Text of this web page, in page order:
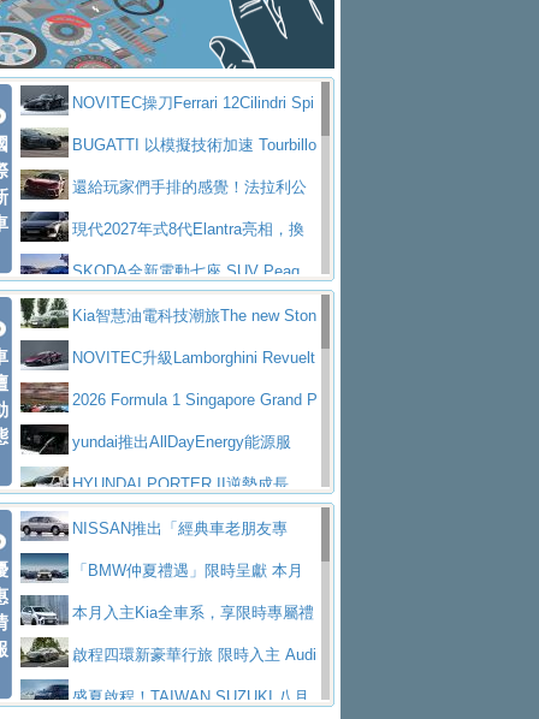
一探SITRAK “準” 消防車的究竟
大益金龍初試啼聲，汽柴油5噸貨車
不是對手正宗年鑑2025年全球自動車年鑑1月
下旬問世！2024第六屆ISUZU運轉職人挑戰賽
首度前進南台灣熱烈開戰
豪華電能休旅新星 Audi Q4 Sportba
ck 55 e-tron S lineScania Taiwan 逆風而行，加深力
道投資布局
日】 Skoda 發表全新 Peaq 內裝：七人
座純電旗艦 SUV，行李廂最大可達 935 公
升
全新純電 Mercedes-Benz C 400 4
MATIC Electric 登場
奢華與科技大躍進，MAZDA全新3
代CX-5全方位進化提前亮相並展開預售94.9
萬起
馬自達公布 2027 年式 MX-5 更
新，新增 Yakudo 特別版
Skoda Peaq 發表全新電動動力系
統 最長續航逾 640 公里、支援雙向供電
BMW M2 首度導入 xDrive 四驅，
美國與瑞士需求成關鍵推手
The all-new T-Roc 魅力 自成焦點
Maserati GT2 Stradale「Tribute to
MC12」全球首度亮相
迎接 RANGE ROVER 品牌家族第
五位成員 全新 RANGE ROVER GT 預告登
場
造型華麗時尚、科技座艙再進化，P
eugeot 208小改款發表上市94.8萬起
NOVITEC操刀Ferrari 12Cilindri Spi
der 碳纖維空力、鍛造輪圈與Inconel排氣
上身
BUGATTI 以模擬技術加速 Tourbillo
n 動態開發還給玩家們手排的感覺！法拉利公
布12Cilidri Manaule手排超跑產品細節
現代2027年式8代Elantra亮相，換
裝更銳利的造型、更先進的資訊娛樂系統及
更高效的動力
SKODA全新電動七座 SUV Peaq
問世，擁有品牌史上最寬敞且豪華的座艙
AUDI推出首款高性能油電超跑Nuvo
lari，0到100公里加速2.6秒、極速350公里
／小時
百年三叉戟傳奇再啟程 Maserati 重
返 1000 Miglia 傳承競速榮耀
法拉利首款純電跑車Luce亮相，最
大馬力超過1000匹並具備530公里最大續航
里程
小車大空間、座艙科技更先進，SK
ODA發表全新純電跨界休旅Eipq祭平民化車
價89萬起
賓士AMG.EA專屬平台首作，Merc
edes-AMG 全新GT 4-Door Coupe全球首發
福斯推出首款GTI純電性能掀背ID.
Polo GTI，擁有226匹馬力和零百加速 6.8
秒的實力
Jaguar 公布四門 GT車款正式車名
為JAGUAR TYPE 01
終於跟上進度，LEXUS發表首款三
排六座純電旗艦休旅 TZ
有錢也買不到的Golf R！福斯打造
全新Golf R 24h賽車將挑戰紐柏林24小時耐
SKODA公布全新小型純電跨界休旅
Kia智慧油電科技潮旅The new Ston
ic 1-7月累計銷量創歷史新高
NOVITEC升級Lamborghini Revuelt
o 綜效輸出增至1,048匹
2026 Formula 1 Singapore Grand P
rix 新加坡大獎賽 Audi 極速之旅開放報名
yundai推出AllDayEnergy能源服
務 讓電動車化身行動儲能系統
HYUNDAI PORTER II逆勢成長，
勇奪中型貨車銷售冠軍
父親節霸氣獻禮！PGO 威力125 最
低入手價 $60,900 起 省油ｘ安全ｘ大空間
陪爸爸輕鬆
福斯商旅挺頭家 推出「德系質感 精
算圓夢」專案和運租車榮獲國家品牌玉山獎 以智
慧移動與綠能創新
Volvo Trucks 承諾成為高科技供應
鏈的可靠夥伴XFORCE攜手臺南祀典大天后宮 試
NISSAN推出「經典車老朋友專
案」 以匠人精神煥新珍品座駕
「BMW仲夏禮遇」限時呈獻 本月
入主即享尊榮豪華五星假期 多元優購方案
同步實施
本月入主Kia全車系，享限時專屬禮
遇 啟程四環新豪華行旅 限時入主 Audi
A6 旗艦陣容 低月付5,888元起及3 年乙式險
盛夏啟程！TAIWAN SUZUKI 八月